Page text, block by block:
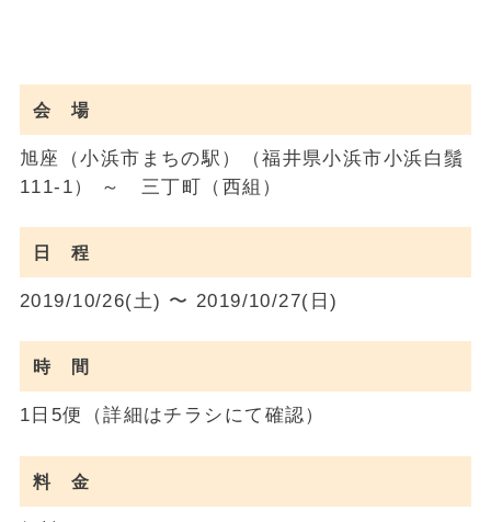
会 場
旭座（小浜市まちの駅）（福井県小浜市小浜白鬚
111-1） ～ 三丁町（西組）
日 程
2019/10/26(土) 〜 2019/10/27(日)
時 間
1日5便（詳細はチラシにて確認）
料 金